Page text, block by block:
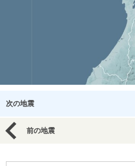
次の地震
前の地震